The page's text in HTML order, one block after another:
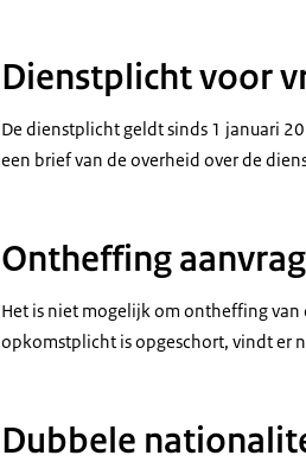
Dienstplicht voor
De dienstplicht geldt sinds 1 januari
een brief van de overheid over de
Ontheffing
Het is niet mogelijk om ontheffing
opkomstplicht is opgeschort, vindt er
Dubbele